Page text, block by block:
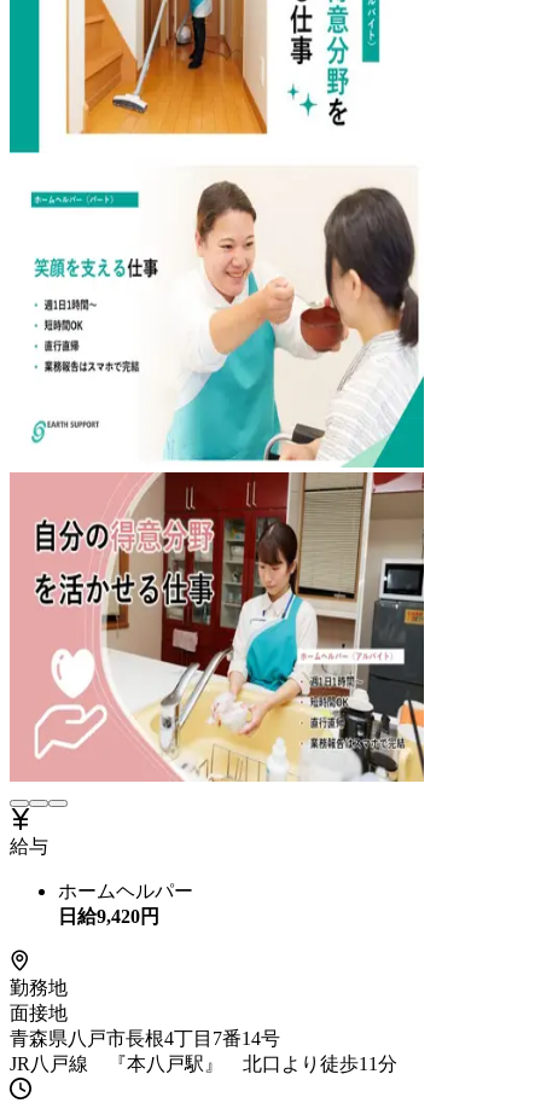
給与
ホームヘルパー
日給9,420円
勤務地
面接地
青森県八戸市長根4丁目7番14号
JR八戸線 『本八戸駅』 北口より徒歩11分